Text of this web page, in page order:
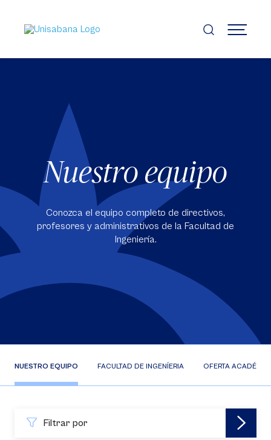
contenido
principal
MENÚ
Nuestro equipo
Conozca el equipo completo de directivos,
profesores y administrativos de la Facultad de
Ingeniería.
NUESTRO EQUIPO FACULTAD DE INGENÍERIA OFERTA
Filtrar por